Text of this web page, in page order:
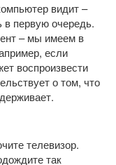
видит –
в первую очередь.
– мы имеем в
если
воспроизвести
о том, что
телевизор.
так